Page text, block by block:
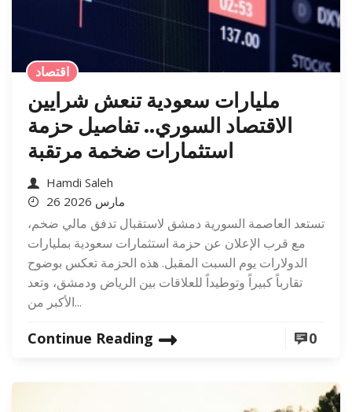
اقتصاد
مليارات سعودية تنعش شرايين
الاقتصاد السوري.. تفاصيل حزمة
استثمارات ضخمة مرتقبة
Hamdi Saleh
26 مارس 2026
تستعد العاصمة السورية دمشق لاستقبال تدفق مالي ضخم،
مع قرب الإعلان عن حزمة استثمارات سعودية بمليارات
الدولارات يوم السبت المقبل. هذه الحزمة تعكس بوضوح
تقارباً كبيراً وتوطيداً للعلاقات بين الرياض ودمشق، وتعد
الأكبر من...
Continue Reading 0